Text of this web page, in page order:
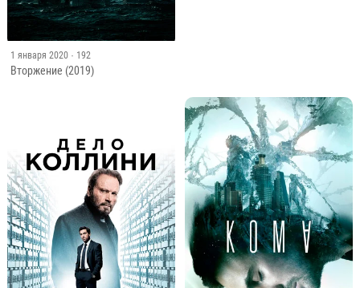
1 января 2020 · 192
Вторжение (2019)